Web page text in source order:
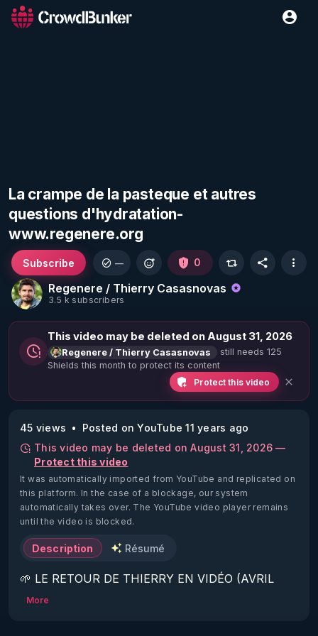
La crampe de la pasteque et autres
questions d'hydratation-
www.regenere.org
Regenere / Thierry Casasnovas
3.5 k subscribers
Subscribe — 0
This video may be deleted on August 31, 2026
Regenere / Thierry Casasnovas
still needs 125
Shields this month to protect its content
Protect this video
45 views
Posted on YouTube 11 years ago
This video may be deleted on August 31, 2026 —
Protect this video
It was automatically imported from YouTube and replicated on
this platform. In the case of a blockage, our system
automatically takes over. The YouTube video player remains
until the video is blocked.
Description Résumé
🌱 LE RETOUR DE THIERRY EN VIDÉO (AVRIL
2022)!
More